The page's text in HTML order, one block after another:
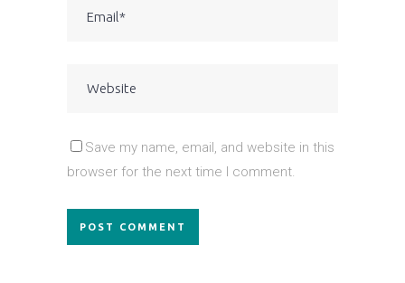
Save my name, email, and website in this
browser for the next time I comment.